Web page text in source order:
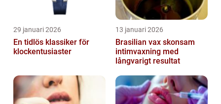
29 januari 2026
En tidlös klassiker för
klockentusiaster
13 januari 2026
Brasilian vax skonsam
intimvaxning med
långvarigt resultat